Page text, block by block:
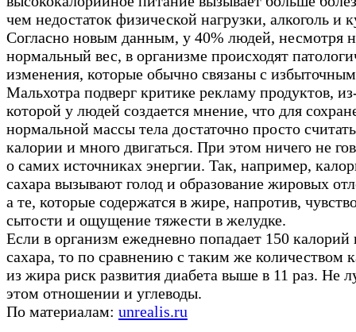
чем недостаток физической нагрузки, алкоголь и
Согласно новым данным, у 40% людей, несмотря
нормальный вес, в организме происходят
изменения, которые обычно связаны с
Мальхотра подверг критике рекламу продуктов,
которой у людей создается мнение, что для
нормальной массы тела достаточно просто считать
калории и много двигаться. При этом ничего не
о самих источниках энергии. Так, например,
сахара вызывают голод и образование жировых
а те, которые содержатся в жире, напротив,
сытости и ощущение тяжести в желудке.
Если в организм ежедневно попадает 150 калорий
сахара, то по сравнению с таким же количеством
из жира риск развития диабета выше в 11 раз. Не
этом отношении и углеводы.
По материалам: unrealis.ru